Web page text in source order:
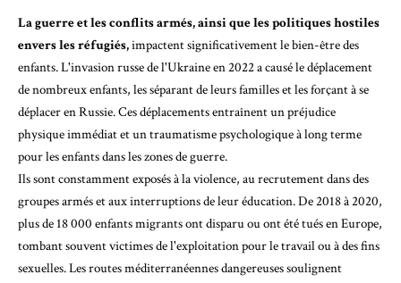
La guerre et les conflits armés, ainsi que les politiques hostiles
envers les réfugiés,impactent significativement le bien-être des
enfants. L'invasion russe de l'Ukraine en 2022a causé le déplacement
de nombreux enfants, les séparant de leurs familles et les forçant à se
déplacer en Russie. Ces déplacements entraînent un préjudice
physique immédiat et un traumatisme psychologique à long terme
pour les enfants dans les zones de guerre.
Ils sont constamment exposés à la violence, au recrutement dans des
groupes armés et aux interruptions de leur éducation. De 2018 à 2020,
plus de 18 000 enfants migrants ont disparu ou ont été tuésen Europe,
tombant souvent victimes de l'exploitation pour le travail ou à des fins
sexuelles. Les routes méditerranéennes dangereuses soulignent